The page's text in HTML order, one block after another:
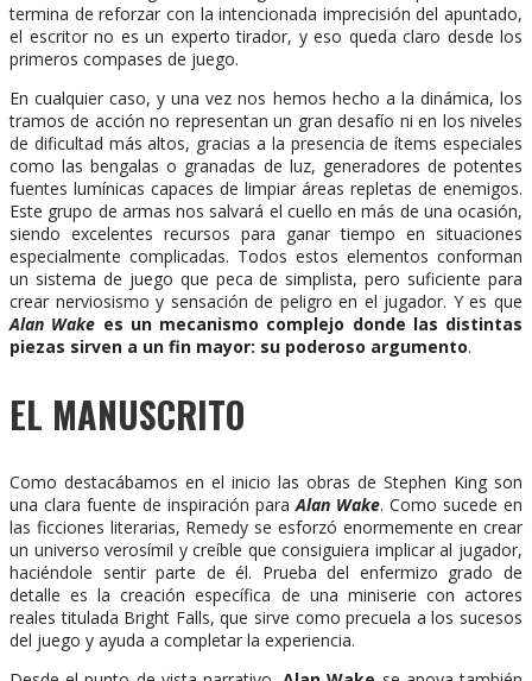
termina de reforzar con la intencionada imprecisión del apuntado,
el escritor no es un experto tirador, y eso queda claro desde los
primeros compases de juego.
En cualquier caso, y una vez nos hemos hecho a la dinámica, los
tramos de acción no representan un gran desafío ni en los niveles
de dificultad más altos, gracias a la presencia de ítems especiales
como las bengalas o granadas de luz, generadores de potentes
fuentes lumínicas capaces de limpiar áreas repletas de enemigos.
Este grupo de armas nos salvará el cuello en más de una ocasión,
siendo excelentes recursos para ganar tiempo en situaciones
especialmente complicadas. Todos estos elementos conforman
un sistema de juego que peca de simplista, pero suficiente para
crear nerviosismo y sensación de peligro en el jugador. Y es que
Alan Wake es un mecanismo complejo donde las distintas
piezas sirven a un fin mayor: su poderoso argumento.
EL MANUSCRITO
Como destacábamos en el inicio las obras de Stephen King son
una clara fuente de inspiración paraAlan Wake. Como sucede en
las ficciones literarias, Remedy se esforzó enormemente en crear
un universo verosímil y creíble que consiguiera implicar al jugador,
haciéndole sentir parte de él. Prueba del enfermizo grado de
detalle es la creación específica de una miniserie con actores
reales titulada Bright Falls, que sirve como precuela a los sucesos
del juego y ayuda a completar la experiencia.